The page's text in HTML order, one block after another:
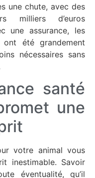
une chute, avec des
milliers d’euros
une assurance, les
été grandement
nécessaires sans
santé
une
votre animal vous
inestimable. Savoir
éventualité, qu’il